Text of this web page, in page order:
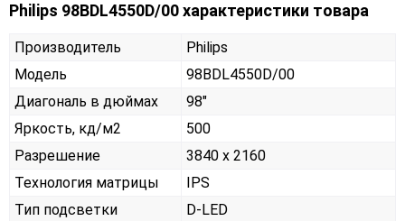
Philips 98BDL4550D/00 характеристики товара
Производитель
Philips
Модель
98BDL4550D/00
Диагональ в дюймах
98"
Яркость, кд/м2
500
Разрешение
3840 x 2160
Технология матрицы
IPS
Тип подсветки
D-LED